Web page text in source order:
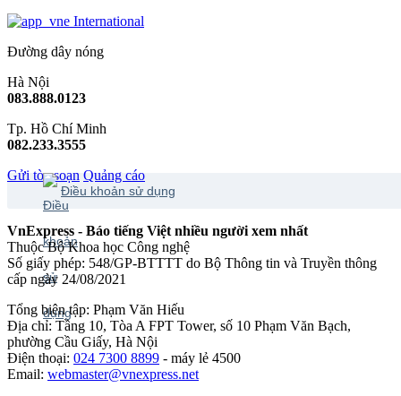
International
Đường dây nóng
Hà Nội
083.888.0123
Tp. Hồ Chí Minh
082.233.3555
Gửi tòa soạn Quảng cáo
Điều khoản sử dụng
VnExpress - Báo tiếng Việt nhiều người xem nhất
Thuộc Bộ Khoa học Công nghệ
Số giấy phép: 548/GP-BTTTT do Bộ Thông tin và Truyền thông
cấp ngày 24/08/2021
Tổng biên tập: Phạm Văn Hiếu
Địa chỉ: Tầng 10, Tòa A FPT Tower, số 10 Phạm Văn Bạch,
phường Cầu Giấy, Hà Nội
Điện thoại: 024 7300 8899 - máy lẻ 4500
Email: webmaster@vnexpress.net